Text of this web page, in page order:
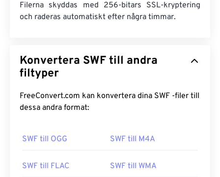
Filerna skyddas med 256-bitars SSL-kryptering
och raderas automatiskt efter några timmar.
Konvertera SWF till andra
filtyper
FreeConvert.com kan konvertera dina SWF -filer till
dessa andra format:
SWF till OGG SWF till M4A
SWF till FLAC SWF till WMA